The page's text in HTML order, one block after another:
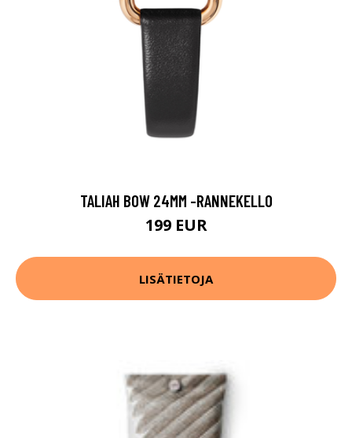
TALIAH BOW 24MM -RANNEKELLO
199 EUR
LISÄTIETOJA